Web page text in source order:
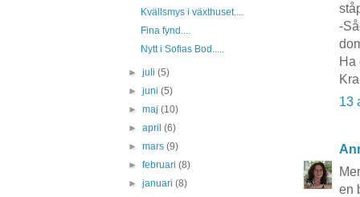
-
Ha
13
en
Kvällsmys i växthuset....
Fina fynd....
Nytt i Sofias Bod.....
►juli(5)
►juni(5)
►maj(10)
►april(6)
►mars(9)
►februari(8)
►januari(8)